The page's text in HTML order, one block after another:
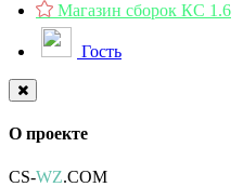
Магазин сборок КС 1.6
Гость
О проекте
CS-WZ.COM